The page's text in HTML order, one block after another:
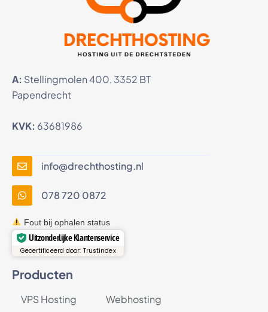
A: Stellingmolen 400, 3352 BT
Papendrecht
KVK: 63681986
info@drechthosting.nl
078 720 0872
Fout bij ophalen status
Uitzonderlijke Klantenservice
Gecertificeerd door: Trustindex
Producten
VPS Hosting Webhosting